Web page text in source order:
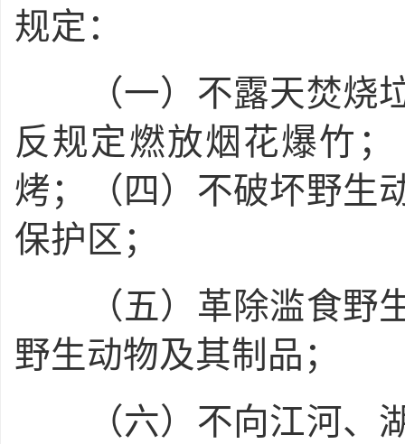
规定：
（一）不露天焚烧垃
反规定燃放烟花爆竹
烤；（四）不破坏野生
保护区；
（五）革除滥食野生
野生动物及其制品；
（六）不向江河、湖